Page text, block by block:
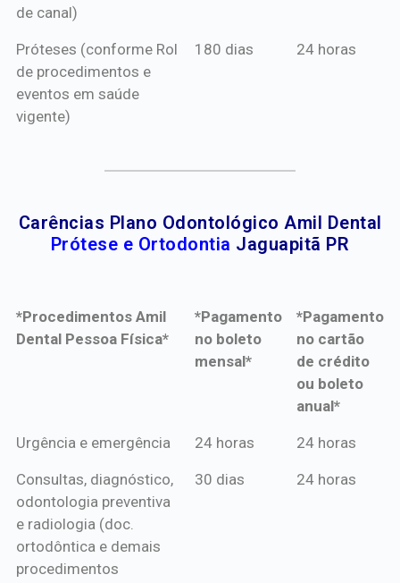
de canal)
Próteses (conforme Rol
de procedimentos e
eventos em saúde
vigente)
180 dias 24 horas
Carências Plano Odontológico Amil Dental
Prótese e Ortodontia Jaguapitã PR
*Procedimentos Amil
Dental Pessoa Física*
*Pagamento
no boleto
mensal*
*Pagamento
no cartão
de crédito
ou boleto
anual*
*Procedimentos Amil
*Pagamento
mensal*
*Pagamento
de crédito
Urgência e emergência 24 horas 24 horas
Consultas, diagnóstico,
odontologia preventiva
e radiologia (doc.
ortodôntica e demais
procedimentos
30 dias 24 horas